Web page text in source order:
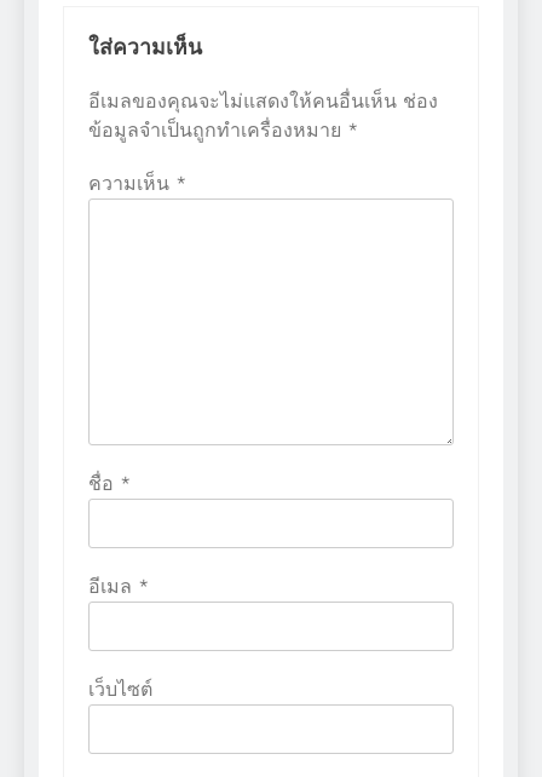
ใส่ความเห็น
อีเมลของคุณจะไม่แสดงให้คนอื่นเห็น ช่อง
ข้อมูลจำเป็นถูกทำเครื่องหมาย *
ความเห็น *
ชื่อ *
อีเมล *
เว็บไซต์